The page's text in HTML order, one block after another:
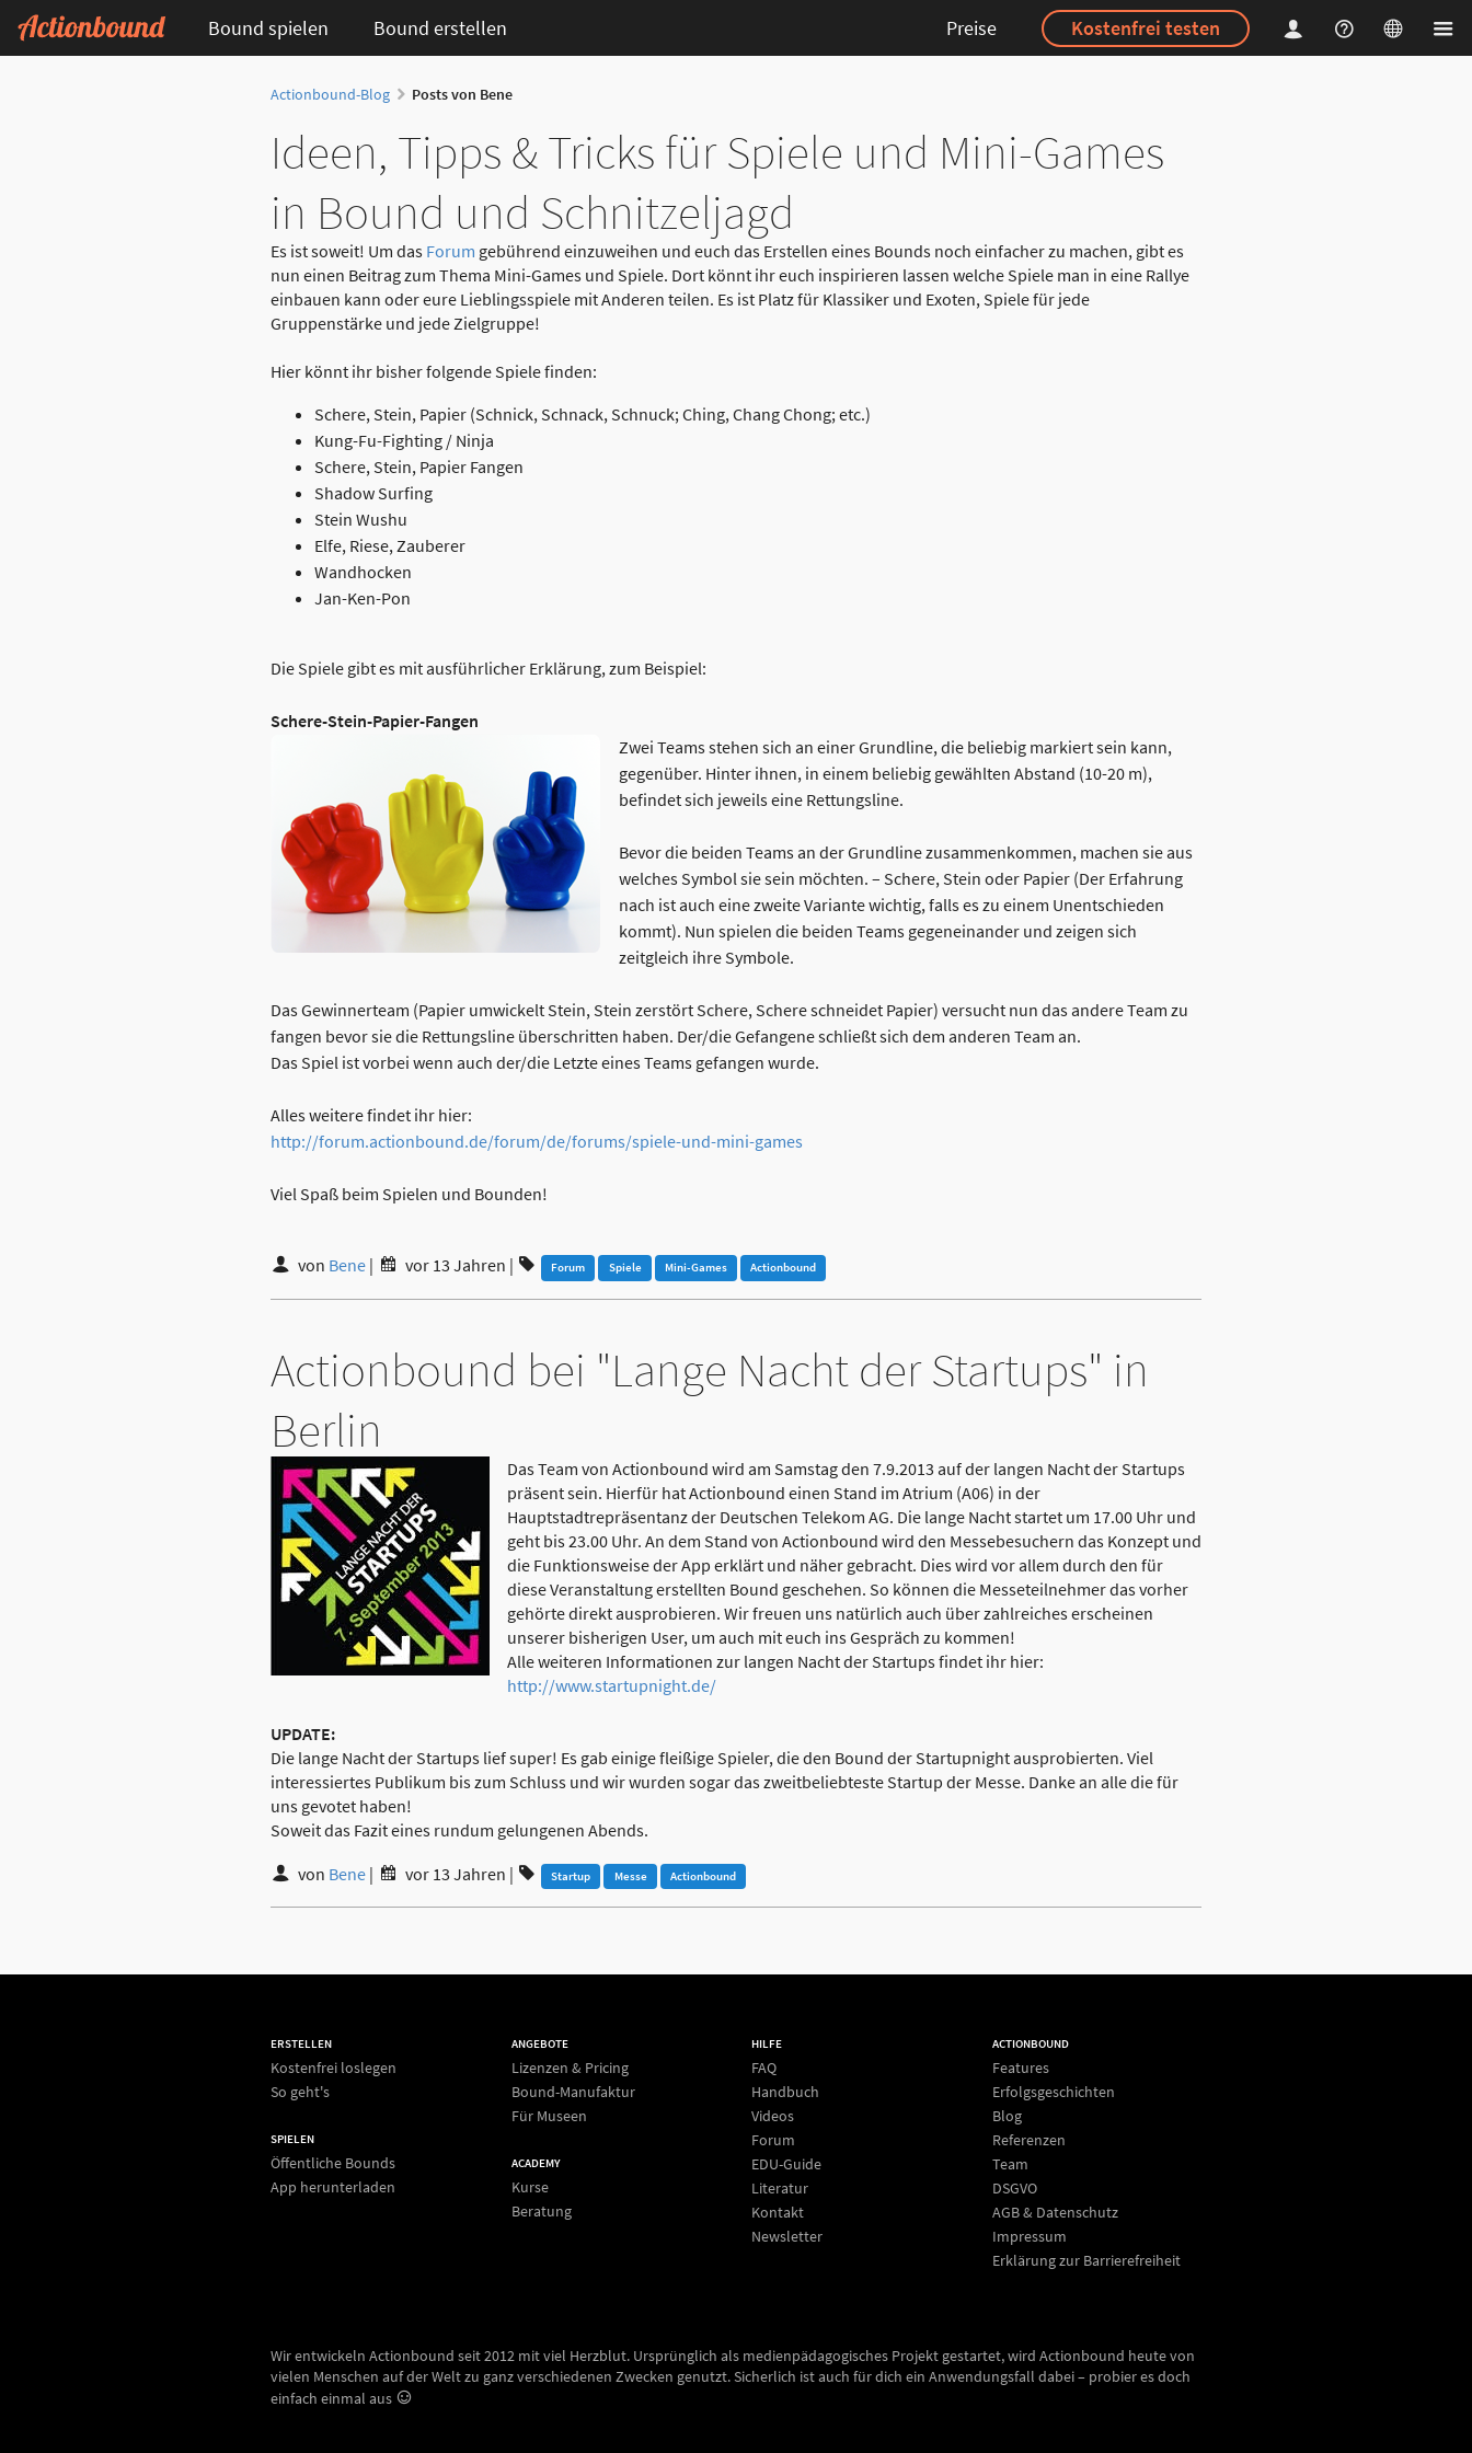
Bound spielen Bound erstellen Preise Kostenfrei testen
Actionbound-Blog Posts von Bene
Ideen, Tipps & Tricks für Spiele und Mini-Games
in Bound und Schnitzeljagd
Es ist soweit! Um das Forum gebührend einzuweihen und euch das Erstellen eines Bounds noch einfacher zu machen, gibt es
nun einen Beitrag zum Thema Mini-Games und Spiele. Dort könnt ihr euch inspirieren lassen welche Spiele man in eine Rallye
einbauen kann oder eure Lieblingsspiele mit Anderen teilen. Es ist Platz für Klassiker und Exoten, Spiele für jede
Gruppenstärke und jede Zielgruppe!
Hier könnt ihr bisher folgende Spiele finden:
Schere, Stein, Papier (Schnick, Schnack, Schnuck; Ching, Chang Chong; etc.)
Kung-Fu-Fighting / Ninja
Schere, Stein, Papier Fangen
Shadow Surfing
Stein Wushu
Elfe, Riese, Zauberer
Wandhocken
Jan-Ken-Pon
Die Spiele gibt es mit ausführlicher Erklärung, zum Beispiel:
Schere-Stein-Papier-Fangen
Zwei Teams stehen sich an einer Grundline, die beliebig markiert sein kann,
gegenüber. Hinter ihnen, in einem beliebig gewählten Abstand (10-20 m),
befindet sich jeweils eine Rettungsline.
Bevor die beiden Teams an der Grundline zusammenkommen, machen sie aus
welches Symbol sie sein möchten. – Schere, Stein oder Papier (Der Erfahrung
nach ist auch eine zweite Variante wichtig, falls es zu einem Unentschieden
kommt). Nun spielen die beiden Teams gegeneinander und zeigen sich
zeitgleich ihre Symbole.
Das Gewinnerteam (Papier umwickelt Stein, Stein zerstört Schere, Schere schneidet Papier) versucht nun das andere Team zu
fangen bevor sie die Rettungsline überschritten haben. Der/die Gefangene schließt sich dem anderen Team an.
Das Spiel ist vorbei wenn auch der/die Letzte eines Teams gefangen wurde.
Alles weitere findet ihr hier:
http://forum.actionbound.de/forum/de/forums/spiele-und-mini-games
Viel Spaß beim Spielen und Bounden!
von Bene | vor 13 Jahren | Forum Spiele Mini-Games Actionbound
Actionbound bei "Lange Nacht der Startups" in
Berlin
Das Team von Actionbound wird am Samstag den 7.9.2013 auf der langen Nacht der Startups
präsent sein. Hierfür hat Actionbound einen Stand im Atrium (A06) in der
Hauptstadtrepräsentanz der Deutschen Telekom AG. Die lange Nacht startet um 17.00 Uhr und
geht bis 23.00 Uhr. An dem Stand von Actionbound wird den Messebesuchern das Konzept und
die Funktionsweise der App erklärt und näher gebracht. Dies wird vor allem durch den für
diese Veranstaltung erstellten Bound geschehen. So können die Messeteilnehmer das vorher
gehörte direkt ausprobieren. Wir freuen uns natürlich auch über zahlreiches erscheinen
unserer bisherigen User, um auch mit euch ins Gespräch zu kommen!
Alle weiteren Informationen zur langen Nacht der Startups findet ihr hier:
http://www.startupnight.de/
UPDATE:
Die lange Nacht der Startups lief super! Es gab einige fleißige Spieler, die den Bound der Startupnight ausprobierten. Viel
interessiertes Publikum bis zum Schluss und wir wurden sogar das zweitbeliebteste Startup der Messe. Danke an alle die für
uns gevotet haben!
Soweit das Fazit eines rundum gelungenen Abends.
von Bene | vor 13 Jahren | Startup Messe Actionbound
ERSTELLEN
Kostenfrei loslegen
So geht's
SPIELEN
Öffentliche Bounds
App herunterladen
ANGEBOTE
Lizenzen & Pricing
Bound-Manufaktur
Für Museen
ACADEMY
Kurse
Beratung
HILFE
FAQ
Handbuch
Videos
Forum
EDU-Guide
Literatur
Kontakt
Newsletter
ACTIONBOUND
Features
Erfolgsgeschichten
Blog
Referenzen
Team
DSGVO
AGB & Datenschutz
Impressum
Erklärung zur Barrierefreiheit
Wir entwickeln Actionbound seit 2012 mit viel Herzblut. Ursprünglich als medienpädagogisches Projekt gestartet, wird Actionbound heute von
vielen Menschen auf der Welt zu ganz verschiedenen Zwecken genutzt. Sicherlich ist auch für dich ein Anwendungsfall dabei – probier es doch
einfach einmal aus